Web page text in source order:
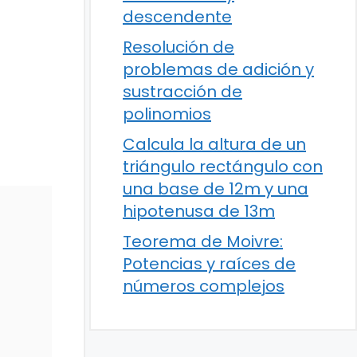
descendente
Resolución de
problemas de adición y
sustracción de
polinomios
Calcula la altura de un
triángulo rectángulo con
una base de 12m y una
hipotenusa de 13m
Teorema de Moivre:
Potencias y raíces de
números complejos